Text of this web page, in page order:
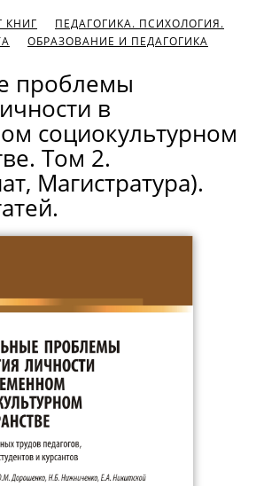
КНИГ
ПЕДАГОГИКА. ПСИХОЛОГИЯ.
ОБРАЗОВАНИЕ И ПЕДАГОГИКА
проблемы
в
социокультурном
Том 2.
Магистратура).